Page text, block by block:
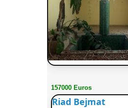
157000 Euros
Riad Bejmat